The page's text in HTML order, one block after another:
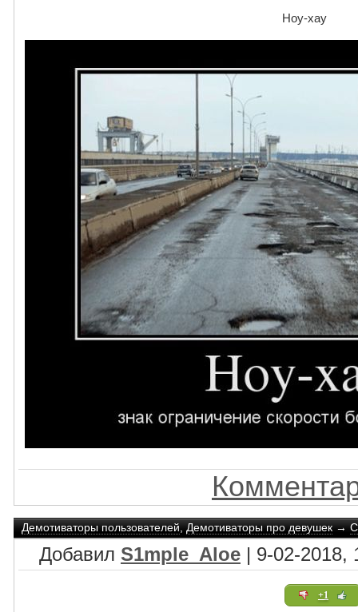
Ноу-хау
Демотиваторы пользователей,Демотиваторы про девушек→
Добавил S1mple_Aloe | 9-02-2018,
+1